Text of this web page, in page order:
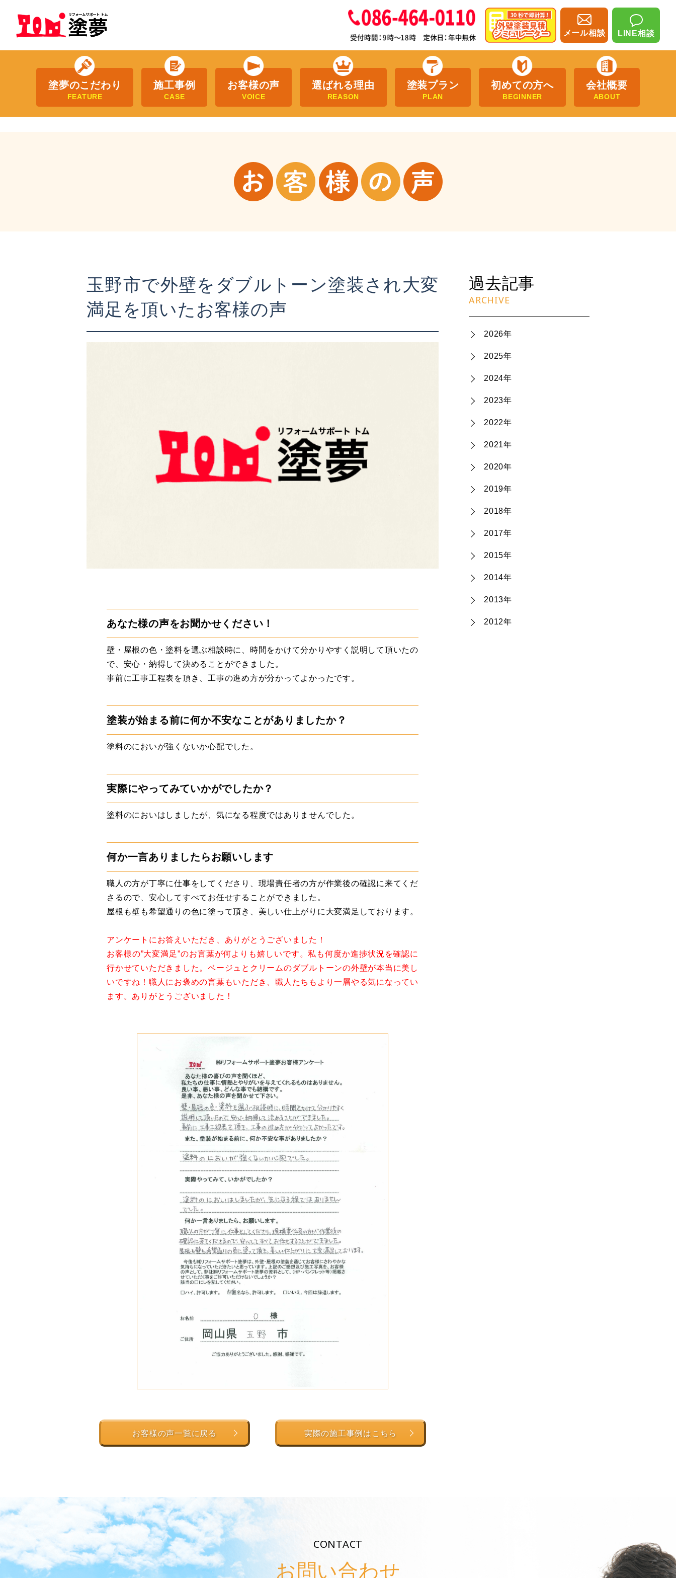
メール相談 LINE相談
塗夢のこだわり
FEATURE
施工事例
CASE
お客様の声
VOICE
選ばれる理由
REASON
塗装プラン
PLAN
初めての方へ
BEGINNER
会社概要
ABOUT
玉野市で外壁をダブルトーン塗装され大変
満足を頂いたお客様の声
あなた様の声をお聞かせください！
壁・屋根の色・塗料を選ぶ相談時に、時間をかけて分かりやすく説明して頂いたの
で、安心・納得して決めることができました。
事前に工事工程表を頂き、工事の進め方が分かってよかったです。
塗装が始まる前に何か不安なことがありましたか？
塗料のにおいが強くないか心配でした。
実際にやってみていかがでしたか？
塗料のにおいはしましたが、気になる程度ではありませんでした。
何か一言ありましたらお願いします
職人の方が丁寧に仕事をしてくださり、現場責任者の方が作業後の確認に来てくだ
さるので、安心してすべてお任せすることができました。
屋根も壁も希望通りの色に塗って頂き、美しい仕上がりに大変満足しております。
アンケートにお答えいただき、ありがとうございました！
お客様の”大変満足”のお言葉が何よりも嬉しいです。私も何度か進捗状況を確認に
行かせていただきました。ベージュとクリームのダブルトーンの外壁が本当に美し
いですね！職人にお褒めの言葉もいただき、職人たちもより一層やる気になってい
ます。ありがとうございました！
お客様の声一覧に戻る 実際の施工事例はこちら
過去記事
ARCHIVE
2026年
2025年
2024年
2023年
2022年
2021年
2020年
2019年
2018年
2017年
2015年
2014年
2013年
2012年
CONTACT
お問い合わせ